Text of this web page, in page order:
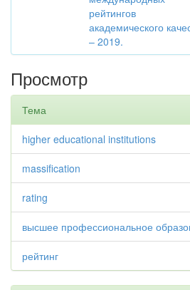
рейтингов
академического
– 2019.
Просмотр
Тема
higher educational institutions
massification
rating
высшее профессиональное
рейтинг